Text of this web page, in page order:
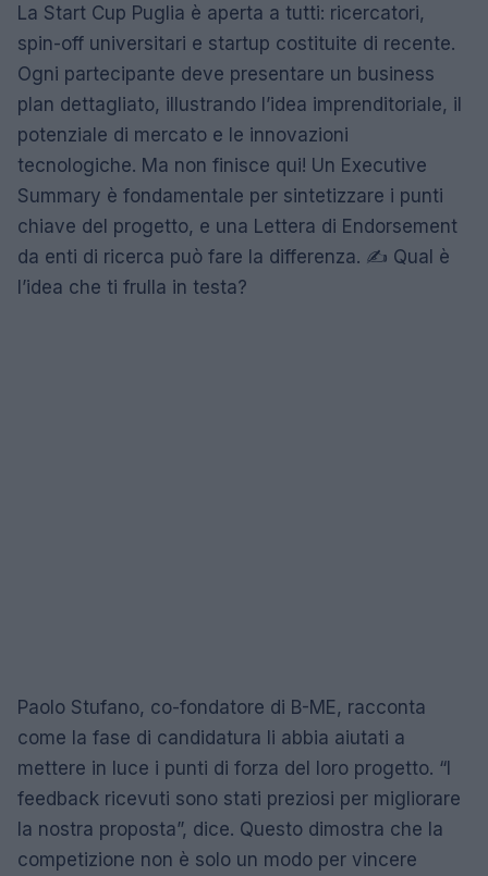
La Start Cup Puglia è aperta a tutti: ricercatori,
spin-off universitari e startup costituite di recente.
Ogni partecipante deve presentare un business
plan dettagliato, illustrando l’idea imprenditoriale, il
potenziale di mercato e le innovazioni
tecnologiche. Ma non finisce qui! Un Executive
Summary è fondamentale per sintetizzare i punti
chiave del progetto, e una Lettera di Endorsement
da enti di ricerca può fare la differenza. ✍️ Qual è
l’idea che ti frulla in testa?
Paolo Stufano, co-fondatore di B-ME, racconta
come la fase di candidatura li abbia aiutati a
mettere in luce i punti di forza del loro progetto. “I
feedback ricevuti sono stati preziosi per migliorare
la nostra proposta”, dice. Questo dimostra che la
competizione non è solo un modo per vincere